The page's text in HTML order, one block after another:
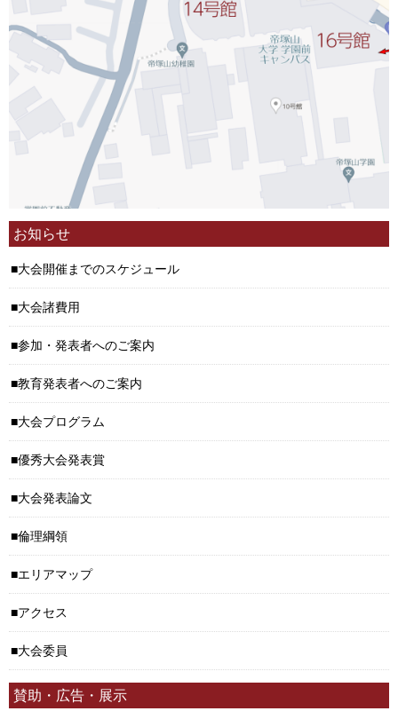
お知らせ
大会開催までのスケジュール
大会諸費用
参加・発表者へのご案内
教育発表者へのご案内
大会プログラム
優秀大会発表賞
大会発表論文
倫理綱領
エリアマップ
アクセス
大会委員
賛助・広告・展示